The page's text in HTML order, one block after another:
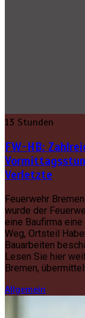
13 Stunden
FW-HB:
Verletzte
Feuerwehr
wurde der
eine Baufirma
Weg, Ortsteil
Bauarbeiten
Lesen Sie hier
Bremen, übermittelt
Allgemein